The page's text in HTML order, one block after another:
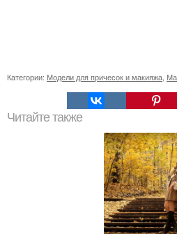
Категории: Модели для причесок и макияжа
Читайте также